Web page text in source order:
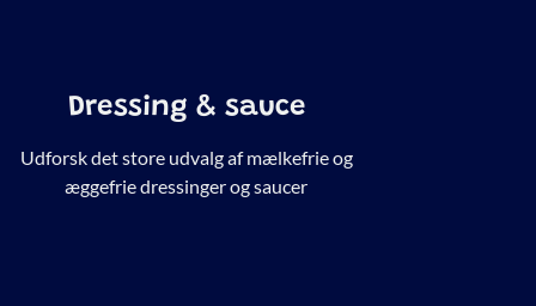
Dressing & sauce
Udforsk det store udvalg af mælkefrie og
æggefrie dressinger og saucer